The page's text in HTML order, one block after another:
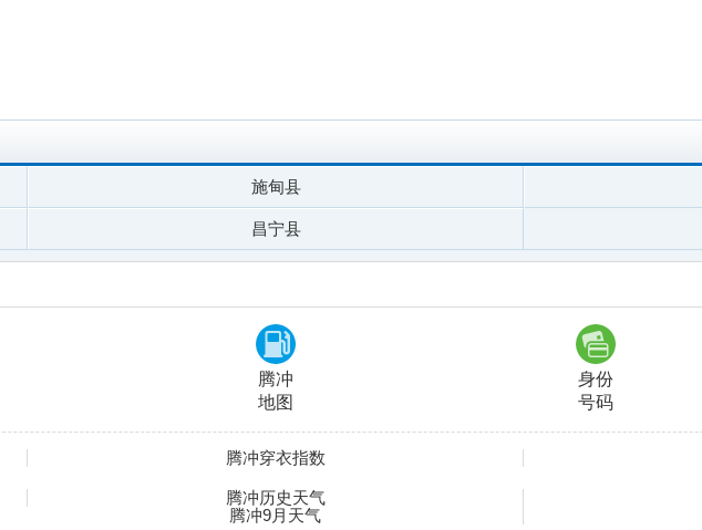
施甸县
昌宁县
腾冲
地图
身份
号码
腾冲穿衣指数
腾冲历史天气
腾冲9月天气